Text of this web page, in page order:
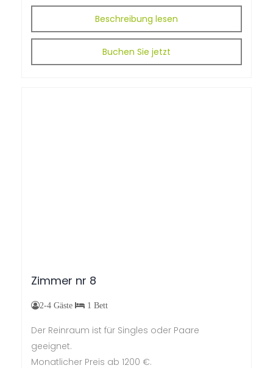
Beschreibung lesen
Buchen Sie jetzt
Zimmer nr 8
2-4 Gäste 1 Bett
Der Reinraum ist für Singles oder Paare
geeignet.
Monatlicher Preis ab 1200 €.